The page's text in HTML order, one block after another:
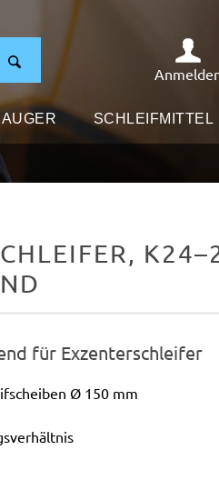
SCHLEIFMITTEL
für Exzenterschleifer
Ø 150 mm